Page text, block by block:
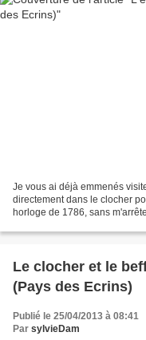
Je vous ai déjà emmenés
directement dans le clocher
horloge de 1786, sans
Le clocher et le
(Pays des Ecrins)
Publié le 25/04/2013 à 08:41
Par sylvieDam